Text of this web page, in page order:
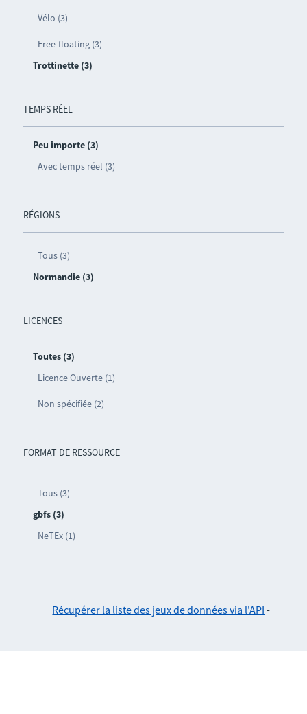
Vélo (3)
Free-floating (3)
Trottinette (3)
TEMPS RÉEL
Peu importe (3)
Avec temps réel (3)
RÉGIONS
Tous (3)
Normandie (3)
LICENCES
Toutes (3)
Licence Ouverte (1)
Non spécifiée (2)
FORMAT DE RESSOURCE
Tous (3)
gbfs (3)
NeTEx (1)
Récupérer la liste des jeux de données via l'API -